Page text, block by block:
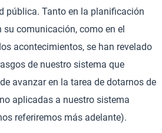
pública. Tanto en la planificación
su comunicación, como en el
acontecimientos, se han revelado
de nuestro sistema que
avanzar en la tarea de dotarnos de
aplicadas a nuestro sistema
referiremos más adelante).